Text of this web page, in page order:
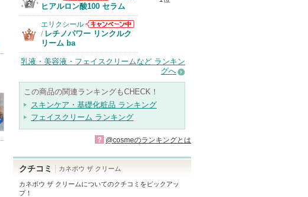
Anuaからのお
知らせがありま
す
ヒアルロン酸100 セラム
エリクシール
エリクシールか
/ レチノパワー リンクルク
リーム ba
乳液・美容液・フェイスクリームなど ランキン
グへ
この商品の関連ランキングもCHECK！
スキンケア・基礎化粧品 ランキング
フェイスクリーム ランキング
? @cosmeのランキングとは
クチコミ カネボウ ザ クリーム
カネボウ ザ クリームについてのクチコミをピックアッ
プ！